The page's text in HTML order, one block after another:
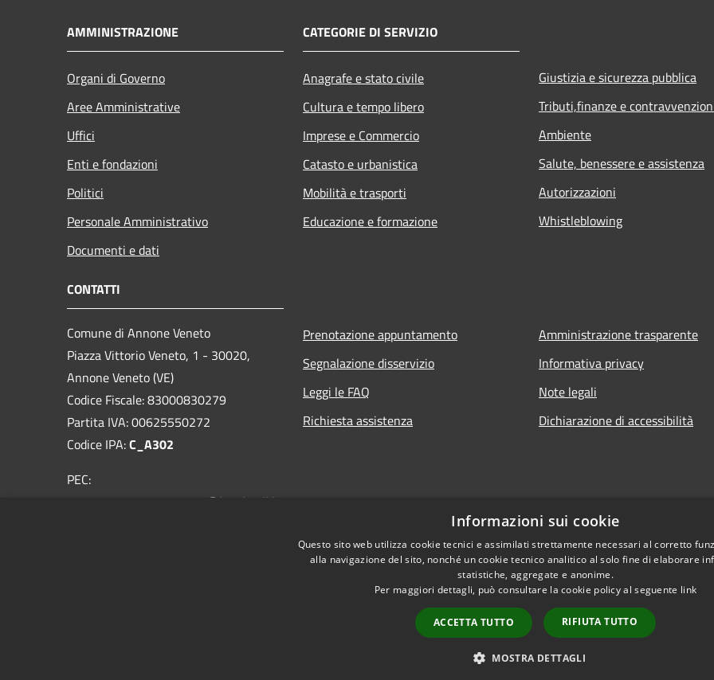
AMMINISTRAZIONE
Organi di Governo
Aree Amministrative
Uffici
Enti e fondazioni
Politici
Personale Amministrativo
Documenti e dati
CATEGORIE DI SERVIZIO
Anagrafe e stato civile
Cultura e tempo libero
Imprese e Commercio
Catasto e urbanistica
Mobilità e trasporti
Educazione e formazione
Giustizia e sicurezza pubblica
Tributi,finanze e
Ambiente
Salute, benessere e assistenza
Autorizzazioni
Whistleblowing
CONTATTI
Comune di Annone Veneto
Piazza Vittorio Veneto, 1 - 30020,
Annone Veneto (VE)
Codice Fiscale: 83000830279
Partita IVA: 00625550272
Codice IPA:C_A302
PEC:
comuneannoneveneto.ve@legalmail.it
Prenotazione appuntamento
Segnalazione disservizio
Leggi le FAQ
Richiesta assistenza
Amministrazione trasparente
Informativa privacy
Note legali
Dichiarazione di accessibilità
Copyright © 2020 •
Informazioni sui cookie
Questo sito web utilizza cookie tecnici e assimilati strettamente necessari al corretto
alla navigazione del sito, nonché un cookie tecnico analitico al solo fine di elaborare
statistiche, aggregate e anonime.
Per maggiori dettagli, può consultare la cookie policy al seguente link
ACCETTA TUTTO RIFIUTA TUTTO
MOSTRA DETTAGLI